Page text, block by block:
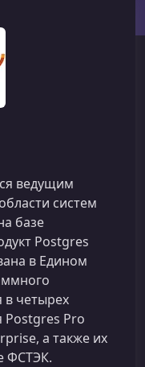
ведущим
систем
базе
Postgres
в Едином
в четырех
Postgres Pro
а также их
ФСТЭК.